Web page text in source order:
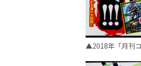
▲2018年「月刊